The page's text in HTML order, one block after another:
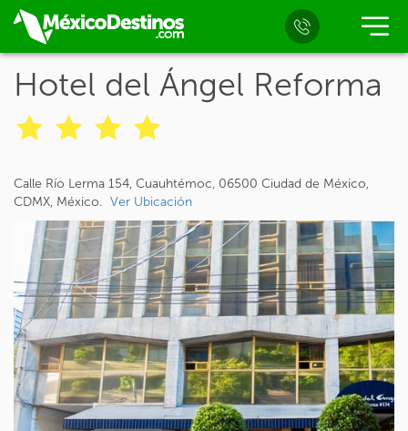
Hotel del Ángel Reforma
Calle Río Lerma 154, Cuauhtémoc, 06500 Ciudad de México,
CDMX, México. Ver Ubicación